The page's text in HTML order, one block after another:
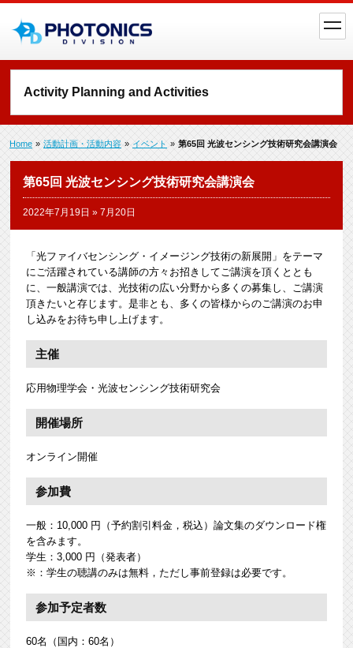
Activity Planning and Activities
Home » 活動計画・活動内容 » イベント » 第65回 光波センシング技術研究会講演会
第65回 光波センシング技術研究会講演会
2022年7月19日 » 7月20日
「光ファイバセンシング・イメージング技術の新展開」をテーマ
にご活躍されている講師の方々お招きしてご講演を頂くととも
に、一般講演では、光技術の広い分野から多くの募集し、ご講演
頂きたいと存じます。是非とも、多くの皆様からのご講演のお申
し込みをお待ち申し上げます。
主催
応用物理学会・光波センシング技術研究会
開催場所
オンライン開催
参加費
一般：10,000 円（予約割引料金，税込）論文集のダウンロード権
を含みます。
学生：3,000 円（発表者）
※：学生の聴講のみは無料，ただし事前登録は必要です。
参加予定者数
60名（国内：60名）